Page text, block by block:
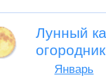
Лунный
Январь